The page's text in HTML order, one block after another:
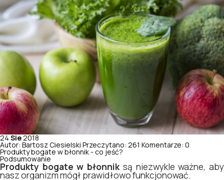
24 Sie 2018
Autor: Bartosz Ciesielski Przeczytano: 261 Komentarze: 0
Produkty bogate w błonnik - co jeść?
Podsumowanie
Produkty bogate w błonnik są niezwykle ważne, aby
nasz organizm mógł prawidłowo funkcjonować.